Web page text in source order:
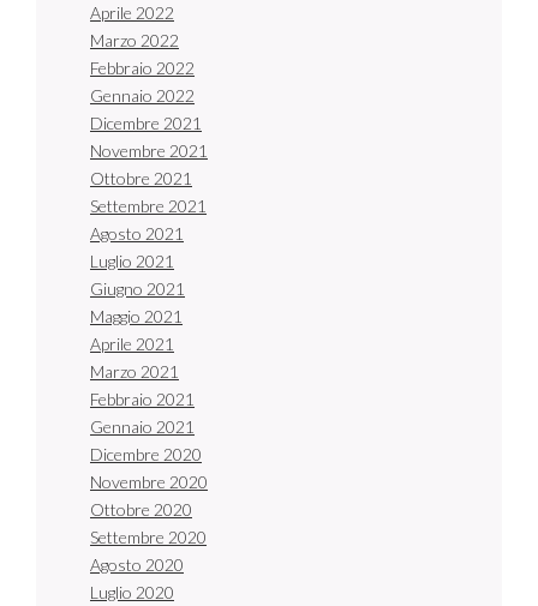
Aprile 2022
Marzo 2022
Febbraio 2022
Gennaio 2022
Dicembre 2021
Novembre 2021
Ottobre 2021
Settembre 2021
Agosto 2021
Luglio 2021
Giugno 2021
Maggio 2021
Aprile 2021
Marzo 2021
Febbraio 2021
Gennaio 2021
Dicembre 2020
Novembre 2020
Ottobre 2020
Settembre 2020
Agosto 2020
Luglio 2020